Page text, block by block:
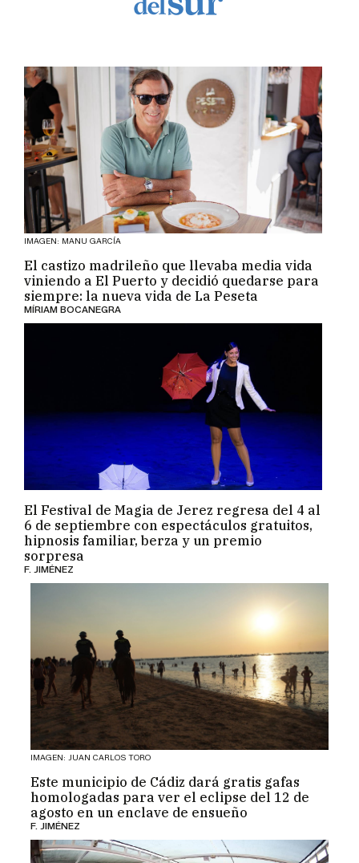
IMAGEN: MANU GARCÍA
El castizo madrileño que llevaba media vida
viniendo a El Puerto y decidió quedarse para
siempre: la nueva vida de La Peseta
MÍRIAM BOCANEGRA
El Festival de Magia de Jerez regresa del 4 al
6 de septiembre con espectáculos gratuitos,
hipnosis familiar, berza y un premio
sorpresa
F. JIMÉNEZ
IMAGEN: JUAN CARLOS TORO
Este municipio de Cádiz dará gratis gafas
homologadas para ver el eclipse del 12 de
agosto en un enclave de ensueño
F. JIMÉNEZ